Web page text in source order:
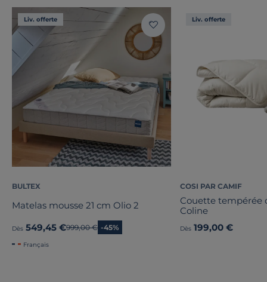
Liv. offerte
BULTEX
Matelas mousse 21 cm Olio 2
Dès 549,45 €Ancien prix
999,00 € -45%
Français
Liv. offerte
COSI PAR CAMIF
Couette tempérée
Coline
Dès 199,00 €